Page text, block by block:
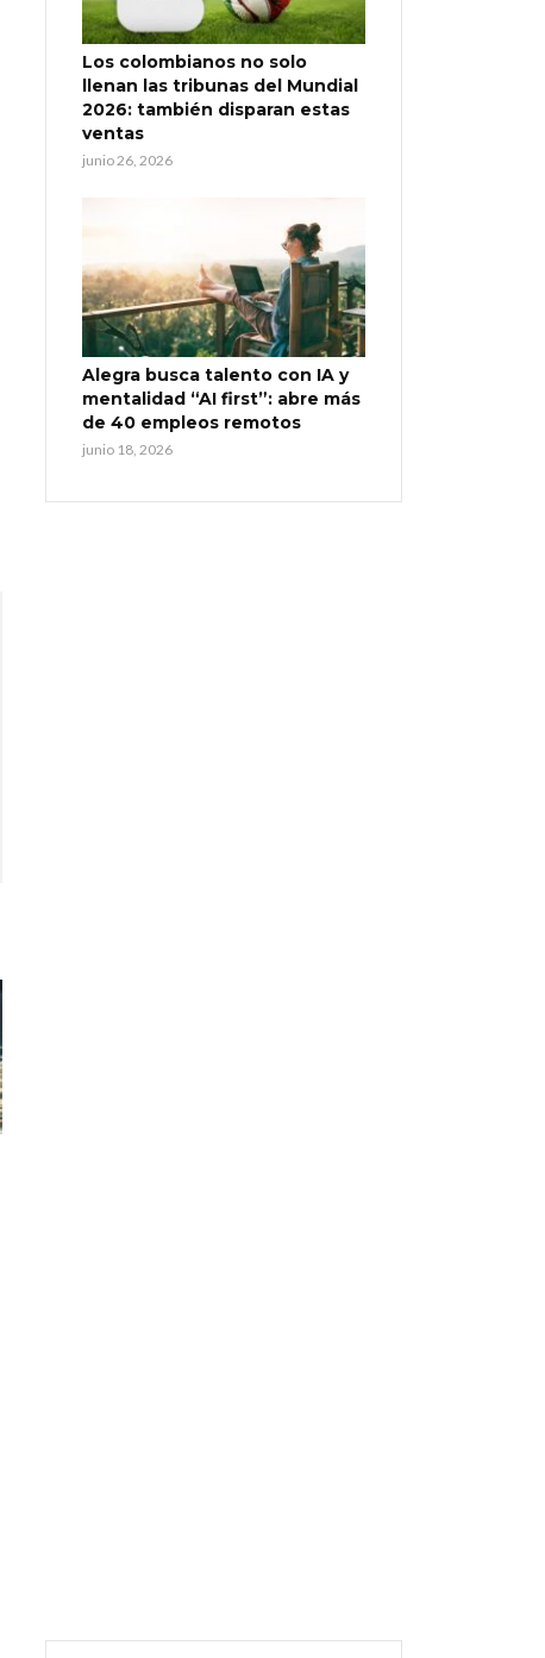
Los colombianos no solo
llenan las tribunas del Mundial
2026: también disparan estas
ventas
junio 26, 2026
Alegra busca talento con IA y
mentalidad “AI first”: abre más
de 40 empleos remotos
junio 18, 2026